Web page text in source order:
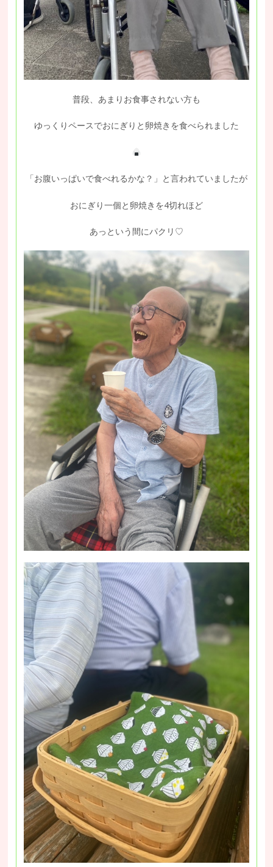
普段、あまりお食事されない方も
ゆっくりペースでおにぎりと卵焼きを食べられました
「お腹いっぱいで食べれるかな？」と言われていましたが
おにぎり一個と卵焼きを4切れほど
あっという間にパクリ♡